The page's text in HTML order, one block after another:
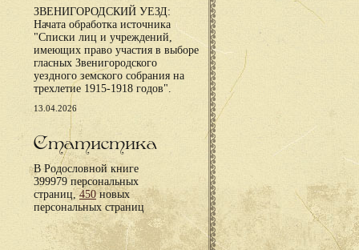
ЗВЕНИГОРОДСКИЙ УЕЗД:
Начата обработка источника
"Списки лиц и учреждений,
имеющих право участия в выборе
гласных Звенигородского
уездного земского собрания на
трехлетие 1915-1918 годов".
13.04.2026
Статистика
В Родословной книге
399979 персональных
страниц,450новых
персональных страниц